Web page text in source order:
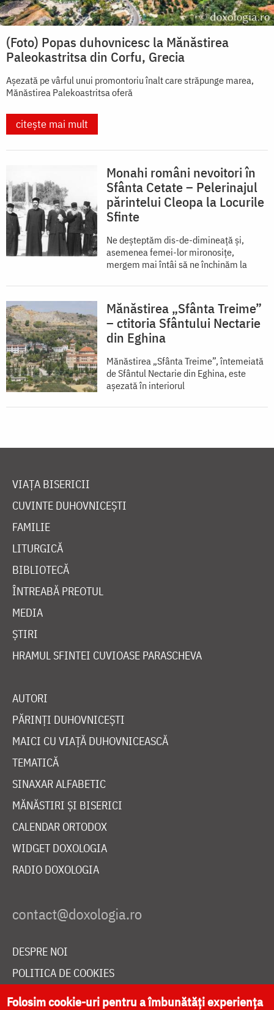
(Foto) Popas duhovnicesc la Mănăstirea
Paleokastritsa din Corfu, Grecia
Așezată pe vârful unui promontoriu înalt care străpunge marea,
Mănăstirea Palekoastritsa oferă
citește mai mult
Monahi români nevoitori în
Sfânta Cetate – Pelerinajul
părintelui Cleopa la Locurile
Sfinte
Ne deșteptăm dis-de-dimineață și,
asemenea femei-lor mironosițe,
mergem mai întâi să ne închinăm la
Mănăstirea „Sfânta Treime”
– ctitoria Sfântului Nectarie
din Eghina
Mănăstirea „Sfânta Treime”, întemeiată
de Sfântul Nectarie din Eghina, este
aşezată în interiorul
VIAȚA BISERICII
CUVINTE DUHOVNICEȘTI
FAMILIE
LITURGICĂ
BIBLIOTECĂ
ÎNTREABĂ PREOTUL
MEDIA
ȘTIRI
HRAMUL SFINTEI CUVIOASE PARASCHEVA
AUTORI
PĂRINȚI DUHOVNICEȘTI
MAICI CU VIAȚĂ DUHOVNICEASCĂ
TEMATICĂ
SINAXAR ALFABETIC
MĂNĂSTIRI ȘI BISERICI
CALENDAR ORTODOX
WIDGET DOXOLOGIA
RADIO DOXOLOGIA
DESPRE NOI
POLITICA DE COOKIES
DONEAZĂ ONLINE PENTRU CATEDRALA NAȚIONALĂ
Folosim cookie-uri pentru a îmbunătăți experiența